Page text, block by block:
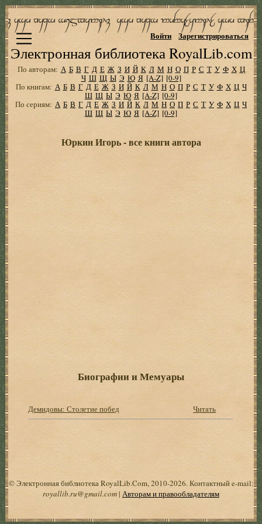
Электронная библиотека RoyalLib.com
Войти Зарегистрироваться
По авторам: А Б В Г Д Е Ж З И Й К Л М Н О П Р С Т У Ф Х Ц
Ч Ш Щ Ы Э Ю Я [A-Z] [0-9]
По книгам: А Б В Г Д Е Ж З И Й К Л М Н О П Р С Т У Ф Х Ц Ч
Ш Щ Ы Э Ю Я [A-Z] [0-9]
По сериям: А Б В Г Д Е Ж З И Й К Л М Н О П Р С Т У Ф Х Ц Ч
Ш Щ Ы Э Ю Я [A-Z] [0-9]
Юркин Игорь - все книги автора
Биографии и Мемуары
Демидовы: Столетие побед Читать
© Электронная библиотека RoyalLib.Com, 2010-2026. Контактный e-mail:
royallib.ru@gmail.com| Авторам и правообладателям